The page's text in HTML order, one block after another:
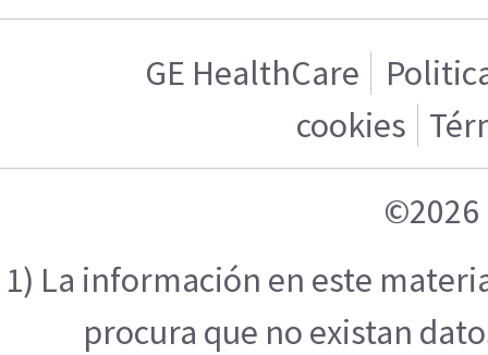
GE HealthCare
cookies
©2026
1) La información en este
procura que no existan